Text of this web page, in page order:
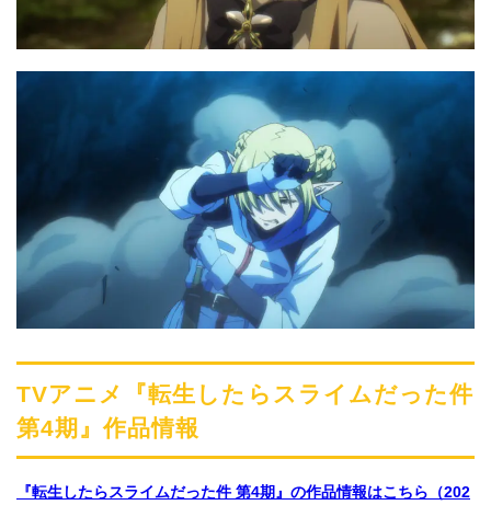
TVアニメ『転生したらスライムだった件
第4期』作品情報
『転生したらスライムだった件 第4期』の作品情報はこちら（202